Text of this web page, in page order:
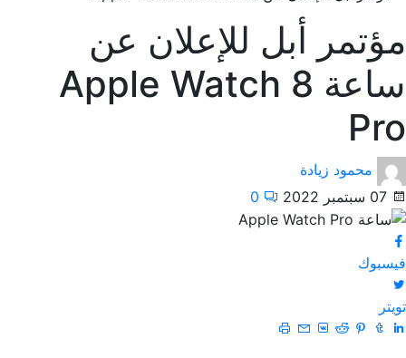
مؤتمر أبل للإعلان عن
ساعة Apple Watch 8
Pro
محمود زيادة
07 سبتمبر 2022
0
فيسبوك
تويتر